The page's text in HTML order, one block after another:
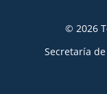
© 2026
Secretaría